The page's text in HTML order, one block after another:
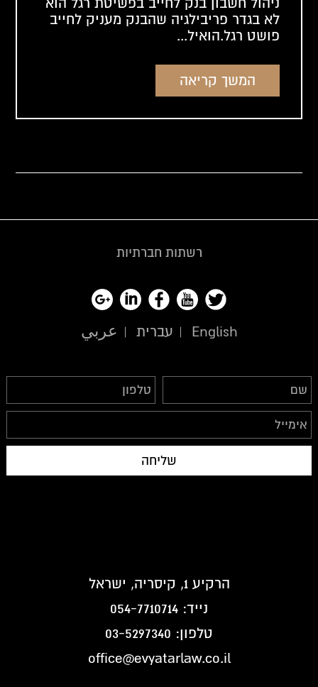
לא בגדר פריבילגיה שהבנק מעניק לחייב
פושט רגל.הואיל...
המשך קריאה
רשתות חברתיות
English עברית عربي
הרקיע 1, קיסריה, ישראל
נייד: 054-7710714
טלפון: 03-5297340
office@evyatarlaw.co.il